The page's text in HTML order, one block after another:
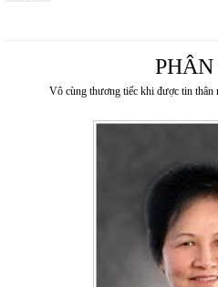
Vô cùng thương tiếc khi được tin thân